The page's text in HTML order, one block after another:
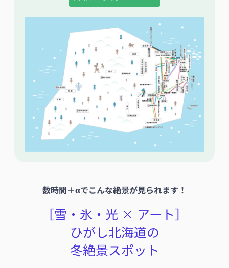
数時間＋αでこんな絶景が見られます！
［雪・氷・光 × アート］
ひがし北海道の
冬絶景スポット